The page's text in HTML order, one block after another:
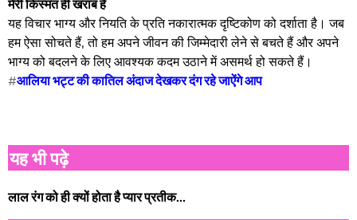
मेरी किस्मत ही खराब है
यह विचार भाग्य और नियति के प्रति नकारात्मक दृष्टिकोण को दर्शाता है। जब
हम ऐसा सोचते हैं, तो हम अपने जीवन की जिम्मेदारी लेने से बचते हैं और अपने
भाग्य को बदलने के लिए आवश्यक कदम उठाने में असमर्थ हो सकते हैं।
#आलिया भट्ट की कातिल अंदाज देखकर दंग रहे जाऐंगे आप
यह भी पढ़े
लाल रंग को ही क्यों होता है प्यार प्रतीक...